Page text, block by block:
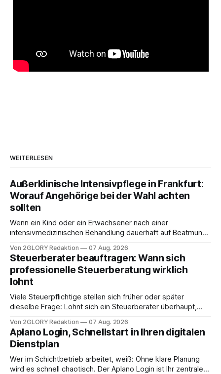
WEITERLESEN
Außerklinische Intensivpflege in Frankfurt:
Worauf Angehörige bei der Wahl achten
sollten
Wenn ein Kind oder ein Erwachsener nach einer
intensivmedizinischen Behandlung dauerhaft auf Beatmung
angewiesen ist, stellt sich für Familien eine schwierige
Frage: Muss die Versorgung dauerhaft in der Klinik bleiben –
oder ist ein Leben zu Hause möglich? Die außerklinische
Intensivpflege bietet genau diese Alternative: Sie
Von 2GLORY Redaktion 07 Aug. 2026
Steuerberater beauftragen: Wann sich
professionelle Steuerberatung wirklich
lohnt
Viele Steuerpflichtige stellen sich früher oder später
dieselbe Frage: Lohnt sich ein Steuerberater überhaupt,
erledigen? Die kurze Antwort: Bei einfachen
Einkommensverhältnissen reicht häufig eine Steuersoftware
aus – sobald jedoch mehrere Einkunftsarten
zusammentreffen oder größere finanzielle Veränderungen
anstehen, zahlt sich professionelle Unterstützung meist
Von 2GLORY Redaktion 07 Aug. 2026
Aplano Login, Schnellstart in Ihren digitalen
Dienstplan
Wer im Schichtbetrieb arbeitet, weiß: Ohne klare Planung
wird es schnell chaotisch. Der Aplano Login ist Ihr zentraler